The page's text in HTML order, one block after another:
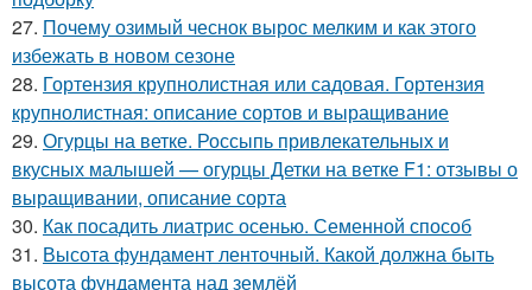
27. Почему озимый чеснок вырос мелким и как этого
избежать в новом сезоне
28. Гортензия крупнолистная или садовая. Гортензия
крупнолистная: описание сортов и выращивание
29. Огурцы на ветке. Россыпь привлекательных и
вкусных малышей — огурцы Детки на ветке F1: отзывы о
выращивании, описание сорта
30. Как посадить лиатрис осенью. Семенной способ
31. Высота фундамент ленточный. Какой должна быть
высота фундамента над землёй